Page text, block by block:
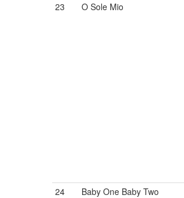
23
O Sole Mio
24
Baby One Baby Two